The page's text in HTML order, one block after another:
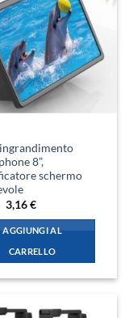
8”,
schermo
Il
prezzo
originale
era:
3,57 €.
3,16€Il
attuale
è:
3,16 €.
AGGIUNGI AL
CARRELLO